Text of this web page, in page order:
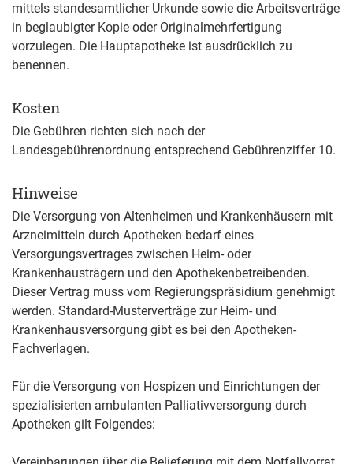
mittels standesamtlicher Urkunde sowie die Arbeitsverträge
in beglaubigter Kopie oder Originalmehrfertigung
vorzulegen. Die Hauptapotheke ist ausdrücklich zu
benennen.
Kosten
Die Gebühren richten sich nach der
Landesgebührenordnung entsprechend Gebührenziffer 10.
Hinweise
Die Versorgung von Altenheimen und Krankenhäusern mit
Arzneimitteln durch Apotheken bedarf eines
Versorgungsvertrages zwischen Heim- oder
Krankenhausträgern und den Apothekenbetreibenden.
Dieser Vertrag muss vom Regierungspräsidium genehmigt
werden. Standard-Musterverträge zur Heim- und
Krankenhausversorgung gibt es bei den Apotheken-
Fachverlagen.
Für die Versorgung von Hospizen und Einrichtungen der
spezialisierten ambulanten Palliativversorgung durch
Apotheken gilt Folgendes: